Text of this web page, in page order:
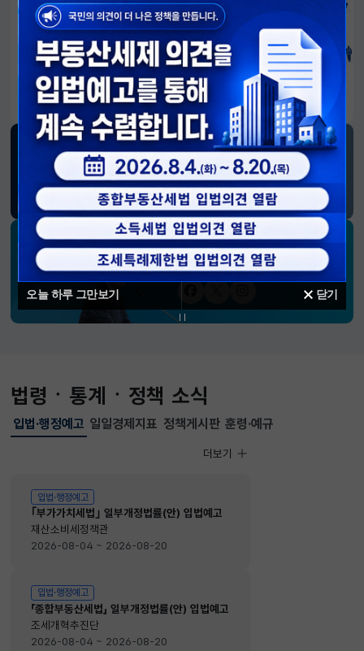
오늘 하루 그만보기 닫기
알림판
국민이 만든 대전환의 길-회복과 도약, 모두의 1년
재정경제부 SNS 소식
블로그페이스북트위터(X)유튜브인스타그램
소통하는 경제 리더 구윤철 장관의
SNS 채널
법령ㆍ통계ㆍ정책 소식
입법·행정예고
선택됨
입법·행정예고
입법·행정예고
｢부가가치세법｣ 일부개정법률(안) 입법예고
재산소비세정책관
2026-08-04 ~ 2026-08-20
입법·행정예고
「종합부동산세법」 일부개정법률(안) 입법예고
조세개혁추진단
2026-08-04 ~ 2026-08-20
입법·행정예고
더보기
일일경제지표 정책게시판 훈령·예규